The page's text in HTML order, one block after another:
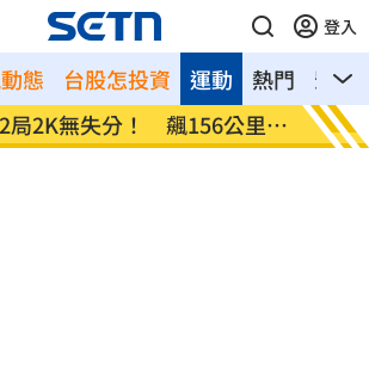
登入
態 台股怎投資 熱門 影音
運動
局2K無失分！ 飆156公里火
直擊
嗨翻